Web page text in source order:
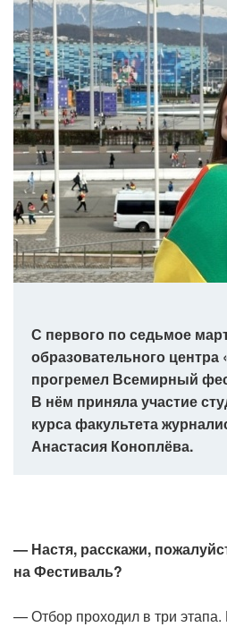
С первого по седьмое
образовательного
прогремел Всемирный
В нём приняла участие
курса факультета
Анастасия Коноплёва.
— Настя, расскажи,
на Фестиваль?
— Отбор проходил в три